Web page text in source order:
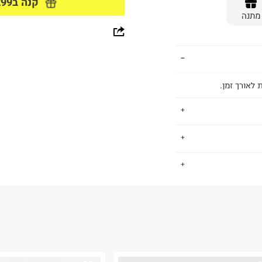
מתנה
לאורך זמן.